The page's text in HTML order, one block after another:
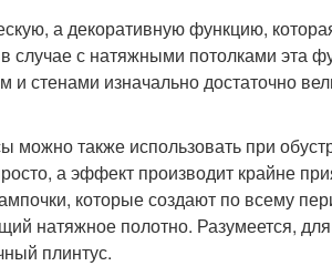
а декоративную функцию,
с натяжными потолками эта
стенами изначально достаточно
также использовать при
а эффект производит крайне
которые создают по всему
натяжное полотно. Разумеется,
плинтус.